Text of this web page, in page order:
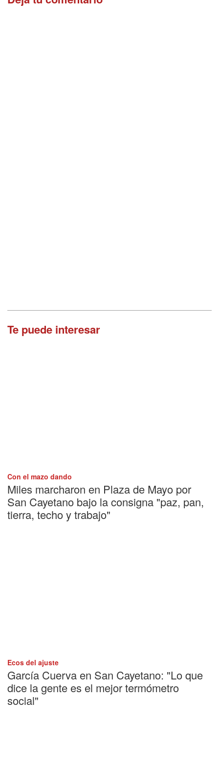
Te puede interesar
Con el mazo dando
Miles marcharon en Plaza de Mayo por
San Cayetano bajo la consigna "paz, pan,
tierra, techo y trabajo"
Ecos del ajuste
García Cuerva en San Cayetano: "Lo que
dice la gente es el mejor termómetro
social"